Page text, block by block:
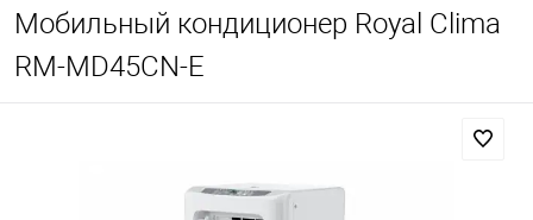
Мобильный кондиционер Royal Clima
RM-MD45CN-E